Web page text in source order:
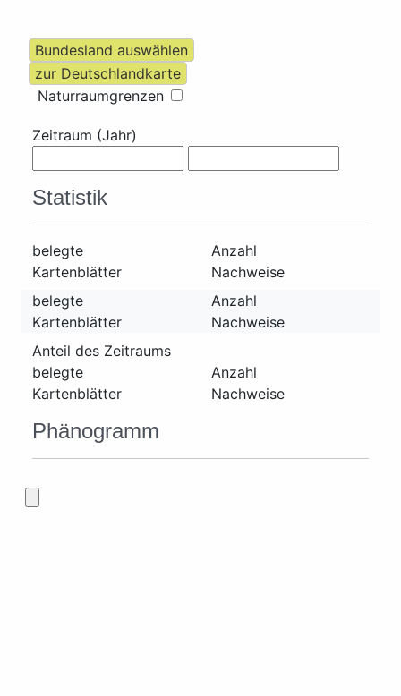
Naturraumgrenzen
Zeitraum (Jahr)
Statistik
belegte
Kartenblätter
Anzahl
Nachweise
belegte
Kartenblätter
Anzahl
Nachweise
Anteil des Zeitraums
belegte
Kartenblätter
Anzahl
Nachweise
Phänogramm